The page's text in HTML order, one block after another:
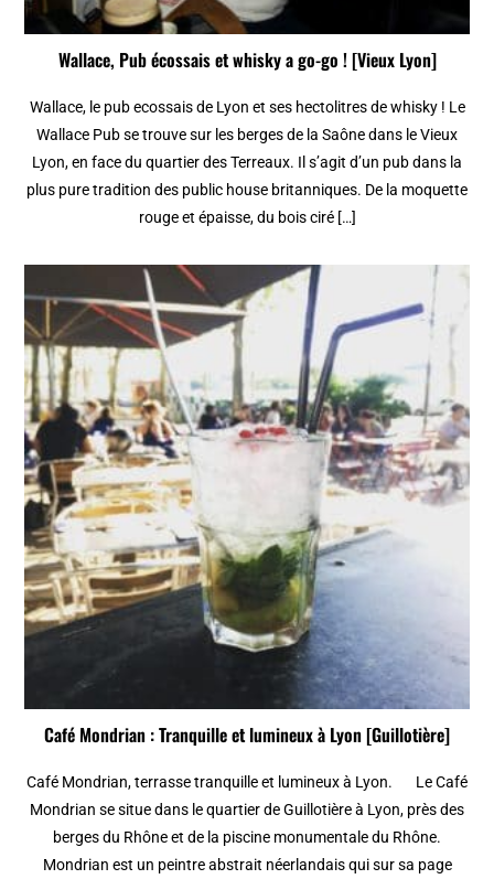
Wallace, Pub écossais et whisky a go-go ! [Vieux Lyon]
Wallace, le pub ecossais de Lyon et ses hectolitres de whisky ! Le
Wallace Pub se trouve sur les berges de la Saône dans le Vieux
Lyon, en face du quartier des Terreaux. Il s’agit d’un pub dans la
plus pure tradition des public house britanniques. De la moquette
rouge et épaisse, du bois ciré […]
Café Mondrian : Tranquille et lumineux à Lyon [Guillotière]
Café Mondrian, terrasse tranquille et lumineux à Lyon. Le Café
Mondrian se situe dans le quartier de Guillotière à Lyon, près des
berges du Rhône et de la piscine monumentale du Rhône.
Mondrian est un peintre abstrait néerlandais qui sur sa page